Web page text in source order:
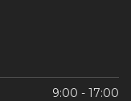
9:00 - 17:00